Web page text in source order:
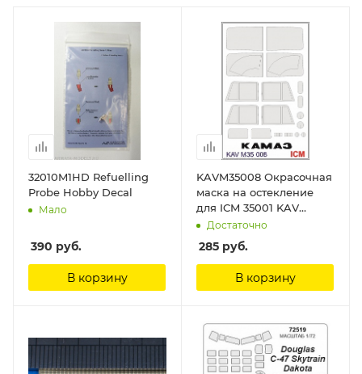
32010M1HD Refuelling
Probe Hobby Decal
Мало
390 руб.
В корзину
KAVM35008 Окрасочная
маска на остекление
для ICM 35001 KAV
Models
Достаточно
285 руб.
В корзину